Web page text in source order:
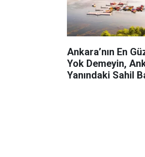
Ankara’nın En
Yok Demeyin,
Yanındaki Sahil